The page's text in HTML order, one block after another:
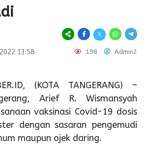
13:58 198 Admin2
(KOTA TANGERANG) –
Arief R. Wismansyah
vaksinasi Covid-19 dosis
dengan sasaran pengemudi
maupun ojek daring.